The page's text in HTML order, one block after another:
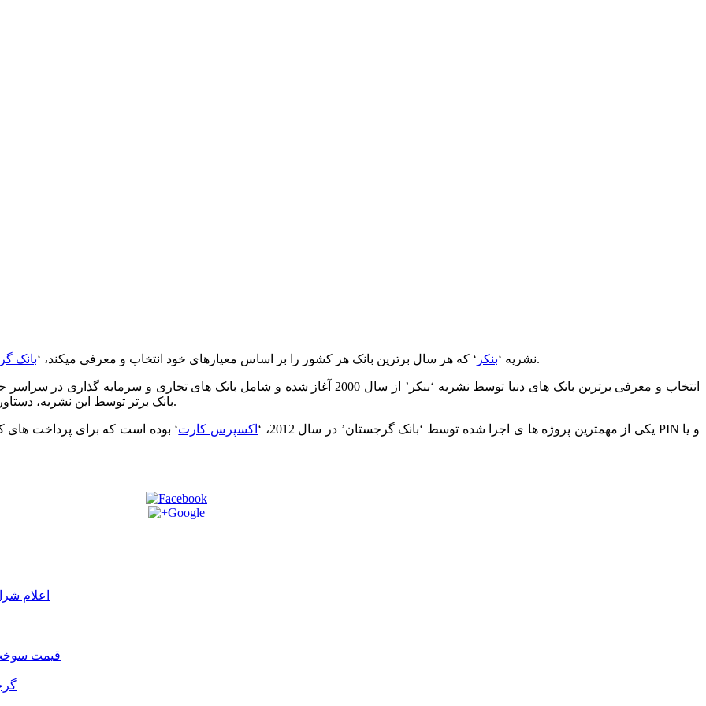
نشریه ‘بنکر ‘ که هر سال برترین بانک هر کشور را بر اساس معیارهای خود انتخاب و معرفی میکند، ‘بانک ‘ را به عنوان برترین بانک گرجستان در سال 2012 معرفی کرد.
انتخاب و معرفی برترین بانک های دنیا توسط نشریه ‘بنکر’ از سال 2000 آغاز شده و شامل
بانک برتر توسط این نشریه، دستاوردهای آن بانک طی سالی که به عنوان بانک برتر معرفی میشود، است.
یکی از مهمترین پروژه ها ی اجرا شده توسط ‘بانک گرجستان’ در سال 2012، ‘ اکسپرس کارت
اعلام
قیمت سوخت